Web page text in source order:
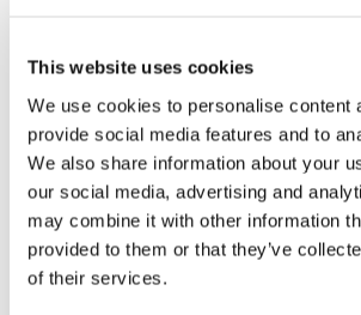
This website uses cookies
We use cookies to personalise content
provide social media features and to
We also share information about your
our social media, advertising and
may combine it with other information
provided to them or that they’ve
of their services.
Lägg
Rotor, komplett med slagor
35 730kr (ex. moms)
Grön
530kr (ex.